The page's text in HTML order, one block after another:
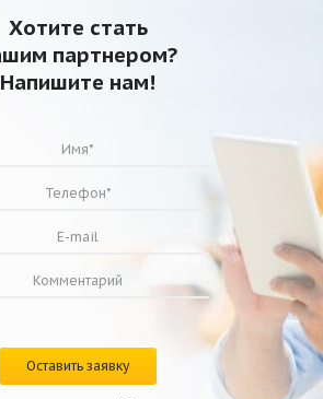
Хотите стать
партнером?
Напишите нам!
Оставить заявку